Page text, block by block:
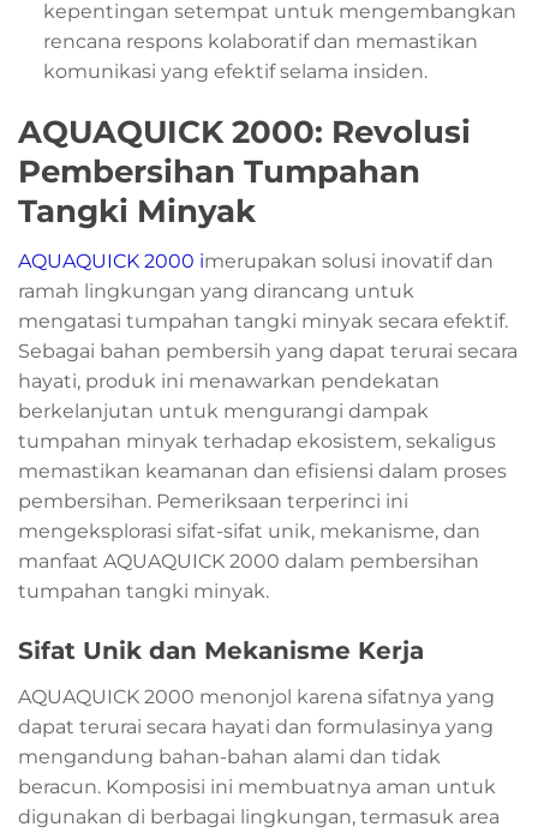
kepentingan setempat untuk mengembangkan
rencana respons kolaboratif dan memastikan
komunikasi yang efektif selama insiden.
AQUAQUICK 2000: Revolusi
Pembersihan Tumpahan
Tangki Minyak
AQUAQUICK 2000 imerupakan solusi inovatif dan
ramah lingkungan yang dirancang untuk
mengatasi tumpahan tangki minyak secara efektif.
Sebagai bahan pembersih yang dapat terurai secara
hayati, produk ini menawarkan pendekatan
berkelanjutan untuk mengurangi dampak
tumpahan minyak terhadap ekosistem, sekaligus
memastikan keamanan dan efisiensi dalam proses
pembersihan. Pemeriksaan terperinci ini
mengeksplorasi sifat-sifat unik, mekanisme, dan
manfaat AQUAQUICK 2000 dalam pembersihan
tumpahan tangki minyak.
Sifat Unik dan Mekanisme Kerja
AQUAQUICK 2000 menonjol karena sifatnya yang
dapat terurai secara hayati dan formulasinya yang
mengandung bahan-bahan alami dan tidak
beracun. Komposisi ini membuatnya aman untuk
digunakan di berbagai lingkungan, termasuk area